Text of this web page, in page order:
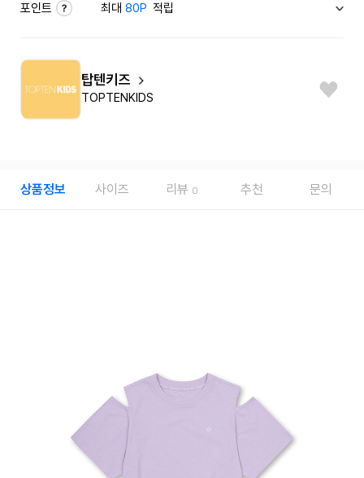
포인트 최대80P 적립
탑텐키즈
TOPTENKIDS
상품정보 사이즈 리뷰 0 추천 문의